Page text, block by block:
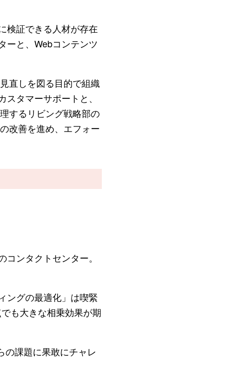
検証できる人材が存在
ーと、Webコンテンツ
直しを図る目的で組織
タマーサポートと、
するリビング戦略部の
改善を進め、エフォー
ンタクトセンター。
ングの最適化」は喫緊
も大きな相乗効果が期
課題に果敢にチャレ